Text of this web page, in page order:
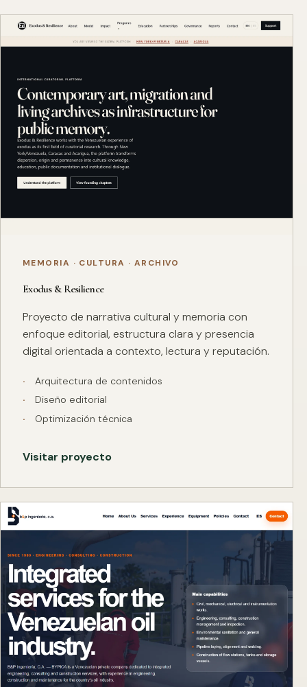
MEMORIA · CULTURA · ARCHIVO
Exodus & Resilience
Proyecto de narrativa cultural y memoria con
enfoque editorial, estructura clara y presencia
digital orientada a contexto, lectura y reputación.
Arquitectura de contenidos
Diseño editorial
Optimización técnica
Visitar proyecto